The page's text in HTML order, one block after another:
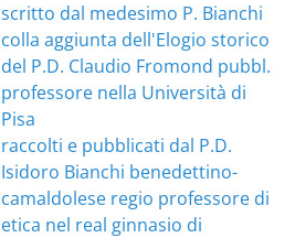
scritto dal medesimo P. Bianchi
colla aggiunta dell'Elogio storico
del P.D. Claudio Fromond pubbl.
professore nella Università di
Pisa
raccolti e pubblicati dal P.D.
Isidoro Bianchi benedettino-
camaldolese regio professore di
etica nel real ginnasio di